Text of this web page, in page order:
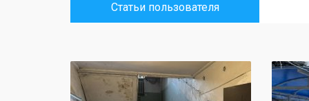
Статьи пользователя
0